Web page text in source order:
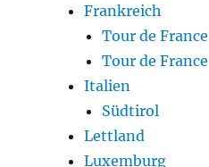
Frankreich
Tour de
Tour de
Italien
Südtirol
Lettland
Luxemburg